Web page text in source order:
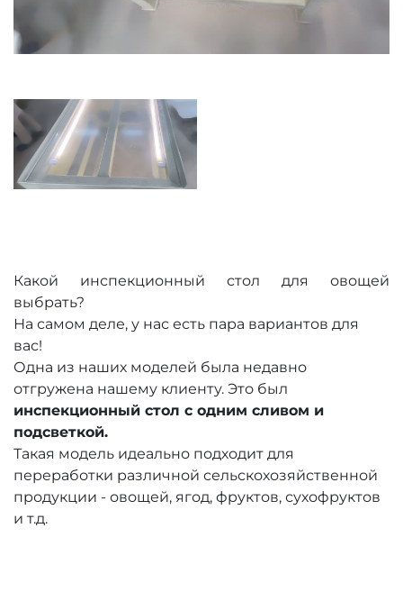
Какой инспекционный стол для овощей
выбрать?
На самом деле, у нас есть пара вариантов для
вас!
Одна из наших моделей была недавно
отгружена нашему клиенту. Это был
инспекционный стол с одним сливом и
подсветкой.
Такая модель идеально подходит для
переработки различной сельскохозяйственной
продукции - овощей, ягод, фруктов, сухофруктов
и т.д.